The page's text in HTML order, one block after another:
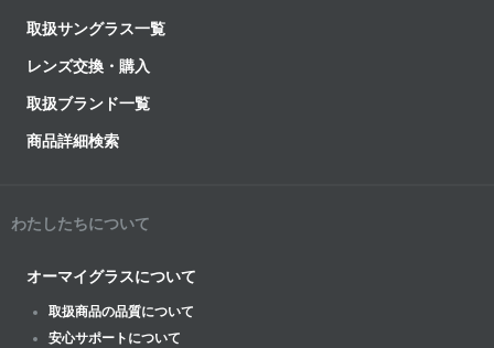
取扱サングラス一覧
レンズ交換・購入
取扱ブランド一覧
商品詳細検索
わたしたちについて
オーマイグラスについて
取扱商品の品質について
安心サポートについて